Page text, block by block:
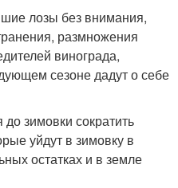
лозы без внимания,
размножения
винограда,
сезоне дадут о себе
зимовки сократить
уйдут в зимовку в
остатках и в земле